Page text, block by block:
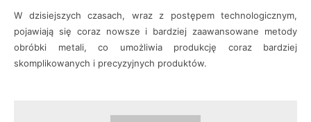
W dzisiejszych czasach, wraz z postępem technologicznym,
pojawiają się coraz nowsze i bardziej zaawansowane metody
obróbki metali, co umożliwia produkcję coraz bardziej
skomplikowanych i precyzyjnych produktów.